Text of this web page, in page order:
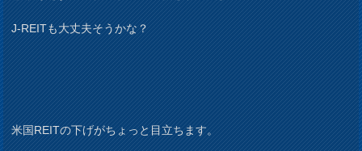
J-REITも大丈夫そうかな？
米国REITの下げがちょっと目立ちます。